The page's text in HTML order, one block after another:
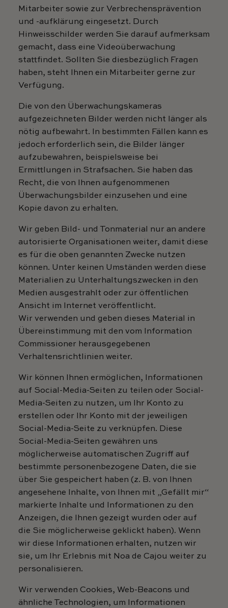
Mitarbeiter sowie zur Verbrechensprävention
und -aufklärung eingesetzt. Durch
Hinweisschilder werden Sie darauf aufmerksam
gemacht, dass eine Videoüberwachung
stattfindet. Sollten Sie diesbezüglich Fragen
haben, steht Ihnen ein Mitarbeiter gerne zur
Verfügung.
Die von den Überwachungskameras
aufgezeichneten Bilder werden nicht länger als
nötig aufbewahrt. In bestimmten Fällen kann es
jedoch erforderlich sein, die Bilder länger
aufzubewahren, beispielsweise bei
Ermittlungen in Strafsachen. Sie haben das
Recht, die von Ihnen aufgenommenen
Überwachungsbilder einzusehen und eine
Kopie davon zu erhalten.
Wir geben Bild- und Tonmaterial nur an andere
autorisierte Organisationen weiter, damit diese
es für die oben genannten Zwecke nutzen
können. Unter keinen Umständen werden diese
Materialien zu Unterhaltungszwecken in den
Medien ausgestrahlt oder zur öffentlichen
Ansicht im Internet veröffentlicht.
Wir verwenden und geben dieses Material in
Übereinstimmung mit den vom Information
Commissioner herausgegebenen
Verhaltensrichtlinien weiter.
Wir können Ihnen ermöglichen, Informationen
auf Social-Media-Seiten zu teilen oder Social-
Media-Seiten zu nutzen, um Ihr Konto zu
erstellen oder Ihr Konto mit der jeweiligen
Social-Media-Seite zu verknüpfen. Diese
Social-Media-Seiten gewähren uns
möglicherweise automatischen Zugriff auf
bestimmte personenbezogene Daten, die sie
über Sie gespeichert haben (z. B. von Ihnen
angesehene Inhalte, von Ihnen mit „Gefällt mir“
markierte Inhalte und Informationen zu den
Anzeigen, die Ihnen gezeigt wurden oder auf
die Sie möglicherweise geklickt haben). Wenn
wir diese Informationen erhalten, nutzen wir
sie, um Ihr Erlebnis mit Noa de Cajou weiter zu
personalisieren.
Wir verwenden Cookies, Web-Beacons und
ähnliche Technologien, um Informationen